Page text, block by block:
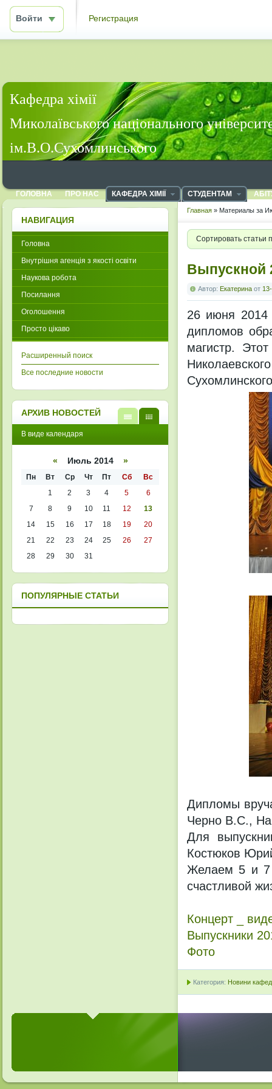
Войти Регистрация
Кафедра хімії
Миколаївського національного
ім.В.О.Сухомлинського
ГОЛОВНА ПРО НАС КАФЕДРА ХІМІЇ СТУДЕНТАМ
Главная » Материалы за
Сортировать статьи
Выпускной
Автор: Екатерина от
26 июня 2014
дипломов
магистр.
Дипломы
Черно В.С.,
Для
Костюков
Желаем 5 и 7
счастливой
Концерт _
Выпускники
Фото
Категория: Новини
НАВИГАЦИЯ
Головна
Внутрішня агенція з якості освіти
Наукова робота
Посилання
Оголошення
Просто цікаво
Расширенный поиск
Все последние новости
АРХИВ НОВОСТЕЙ
кален
списк
В виде календаря
« Июль 2014 »
Пн Вт Ср Чт Пт Сб
Вс
1
2 3 4 5
6
7
8 9 10 11 12
13
14
15 16 17 18 19
20
21
22 23 24 25 26
27
28
29 30 31
ПОПУЛЯРНЫЕ СТАТЬИ